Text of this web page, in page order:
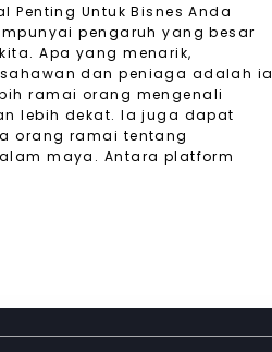
Penting Untuk Bisnes Anda
pengaruh yang besar
Apa yang menarik,
dan peniaga adalah ia
ramai orang mengenali
lebih dekat. Ia juga dapat
orang ramai tentang
maya. Antara platform